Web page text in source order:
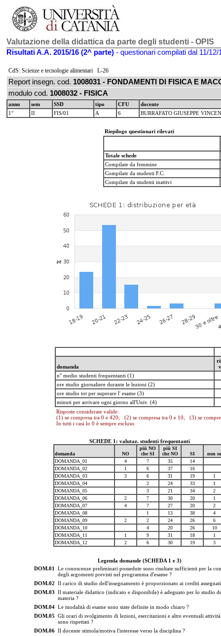
Valutazione della didattica da parte degli studenti - OPIS
Risultati A.A. 2015/16 (2^ parte) - questionari compilati dal 11/12/
CdS: Scienze e tecnologie alimentari L-26
Report insegn. cod. 1008031 - FONDAMENTI DI FISICA E
modulo cod. 1008032 - FISICA
anno sem SSD tipo CFU
docente
1°
II FIS/01 A 6 BURRAFATO GIUSEPPE
Riepilogo questionari rilevati
Totale schede
Compilate da femmine
Compilate da studenti F.C.
Compilate da studenti inattivi
domanda
n° medio studenti frequentanti (1)
ore studio giornaliere durante le lezioni (2)
ore studio tot per superare l' esame (3)
minuti per arrivare ogni giorno all'Univ. (4)
Risposte considerate valide:
(1) se compresa tra 0 e 420; (2) se compresa tra 0 e 10; (3) se
In tutti i casi lo 0 è sempre escluso.
SCHEDE 1: valutaz. studenti frequentanti
domanda NO
più NO
che SI
più SI
che NO
SI
non so
DOMANDA_01
4 7 35
14
DOMANDA_02
1 6 37
16
DOMANDA_03
3 6 31 19
1
DOMANDA_04
2 24 33
1
DOMANDA_05
3 21 34
2
DOMANDA_06
2 7 30 20
1
DOMANDA_07
4 7 27 20
2
DOMANDA_08
1 13 38
4
DOMANDA_09
2 2 24 26
6
DOMANDA_10
4 20 26
10
DOMANDA_11
1 9 31 18
1
DOMANDA_12
2 6 30 19 3
Legenda domande (SCHEDA 1 e 3)
DOM.01
Le conoscenze preliminari possedute sono risultate sufficienti per la
degli argomenti previsti nel programma d'esame ?
DOM.02 Il carico di studio dell'insegnamento è proporzionato ai crediti
DOM.03 Il materiale didattico (indicato e disponibile) è adeguato per lo studio
materia ?
DOM.04 Le modalità di esame sono state definite in modo chiaro ?
DOM.05 Gli orari di svolgimento di lezioni, esercitazioni e altre eventuali
sono rispettati ?
DOM.06 Il docente stimola/motiva l'interesse verso la disciplina ?